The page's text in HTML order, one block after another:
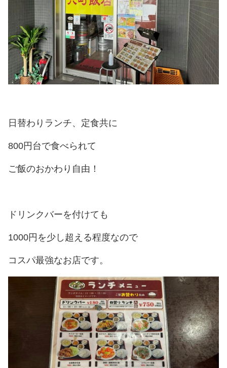
日替わりランチ、定食共に
800円台で食べられて
ご飯のおかわり自由！
ドリンクバーを付けても
1000円を少し超える程度なので
コスパ最強なお店です。